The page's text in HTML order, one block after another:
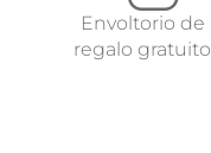
Envoltorio de
regalo gratuito